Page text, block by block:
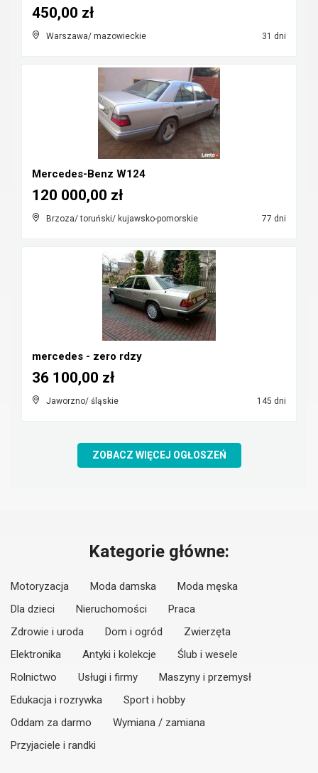
Warszawa/ mazowieckie 31 dni
450,00 zł
Mercedes-Benz W124
Brzoza/ toruński/ kujawsko-pomorskie 77 dni
120 000,00 zł
mercedes - zero rdzy
Jaworzno/ śląskie 145 dni
36 100,00 zł
ZOBACZ WIĘCEJ OGŁOSZEŃ
Kategorie główne:
Motoryzacja Moda damska
Moda męska
Dla dzieci
Nieruchomości
Praca
Zdrowie i uroda
Dom i ogród
Zwierzęta
Elektronika
Antyki i kolekcje
Ślub i wesele
Rolnictwo
Usługi i firmy
Maszyny i przemysł
Edukacja i rozrywka
Sport i hobby
Oddam za darmo
Wymiana / zamiana
Przyjaciele i randki